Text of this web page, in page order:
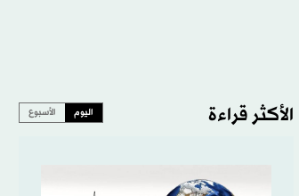
الأكثر قراءة اليوم الأسبوع